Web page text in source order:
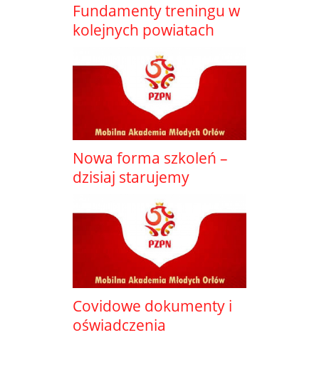
Fundamenty treningu w
kolejnych powiatach
Nowa forma szkoleń –
dzisiaj starujemy
Covidowe dokumenty i
oświadczenia